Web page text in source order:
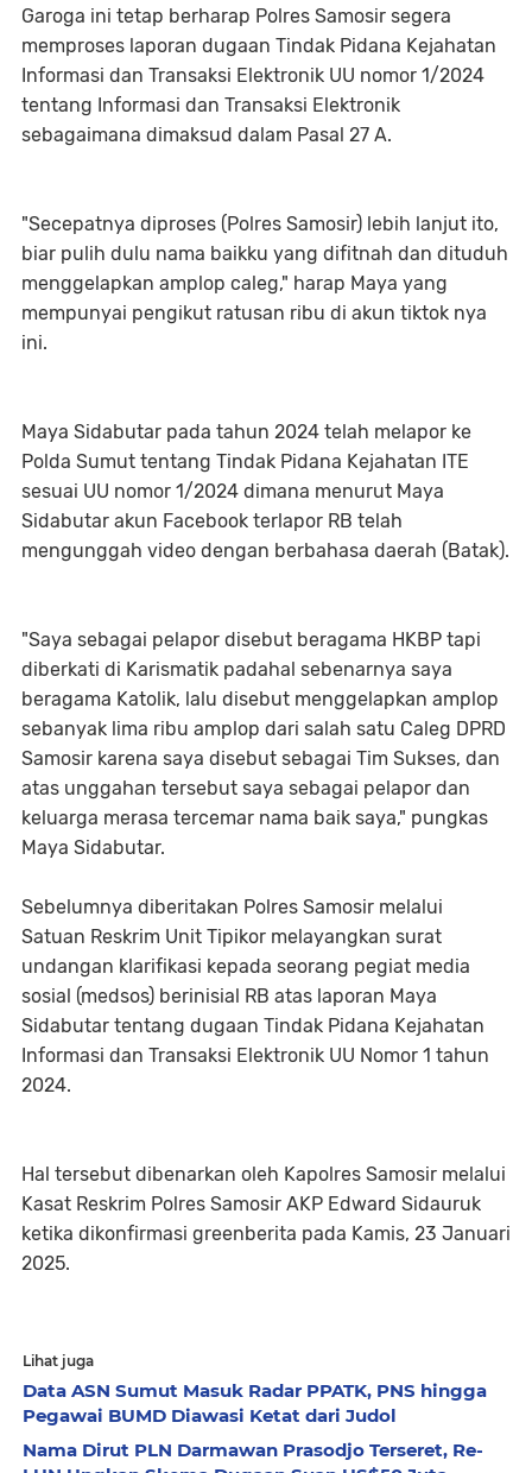
Garoga ini tetap berharap Polres Samosir segera
memproses laporan dugaan Tindak Pidana Kejahatan
Informasi dan Transaksi Elektronik UU nomor 1/2024
tentang Informasi dan Transaksi Elektronik
sebagaimana dimaksud dalam Pasal 27 A.
"Secepatnya diproses (Polres Samosir) lebih lanjut ito,
biar pulih dulu nama baikku yang difitnah dan dituduh
menggelapkan amplop caleg," harap Maya yang
mempunyai pengikut ratusan ribu di akun tiktok nya
ini.
Maya Sidabutar pada tahun 2024 telah melapor ke
Polda Sumut tentang Tindak Pidana Kejahatan ITE
sesuai UU nomor 1/2024 dimana menurut Maya
Sidabutar akun Facebook terlapor RB telah
mengunggah video dengan berbahasa daerah (Batak).
"Saya sebagai pelapor disebut beragama HKBP tapi
diberkati di Karismatik padahal sebenarnya saya
beragama Katolik, lalu disebut menggelapkan amplop
sebanyak lima ribu amplop dari salah satu Caleg DPRD
Samosir karena saya disebut sebagai Tim Sukses, dan
atas unggahan tersebut saya sebagai pelapor dan
keluarga merasa tercemar nama baik saya," pungkas
Maya Sidabutar.
Sebelumnya diberitakan Polres Samosir melalui
Satuan Reskrim Unit Tipikor melayangkan surat
undangan klarifikasi kepada seorang pegiat media
sosial (medsos) berinisial RB atas laporan Maya
Sidabutar tentang dugaan Tindak Pidana Kejahatan
Informasi dan Transaksi Elektronik UU Nomor 1 tahun
2024.
Hal tersebut dibenarkan oleh Kapolres Samosir melalui
Kasat Reskrim Polres Samosir AKP Edward Sidauruk
ketika dikonfirmasi greenberita pada Kamis, 23 Januari
2025.
Lihat juga
Data ASN Sumut Masuk Radar PPATK, PNS hingga
Pegawai BUMD Diawasi Ketat dari Judol
Nama Dirut PLN Darmawan Prasodjo Terseret, Re-